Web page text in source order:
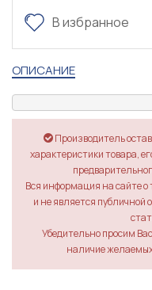
В избранное
ОПИСАНИЕ
Производитель
характеристики товара,
Вся информация на сайте о
и не является публичной
Убедительно просим
наличие